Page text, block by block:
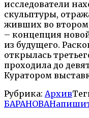
исследователи
скульптуры,
живших во втором
– концепция
из будущего.
открылась
проходила до
Куратором
Рубрика: Архив
БАРАНОВА